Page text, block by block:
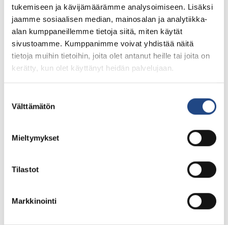
tukemiseen ja kävijämäärämme analysoimiseen. Lisäksi
jaamme sosiaalisen median, mainosalan ja analytiikka-
alan kumppaneillemme tietoja siitä, miten käytät
sivustoamme. Kumppanimme voivat yhdistää näitä
tietoja muihin tietoihin, joita olet antanut heille tai joita on
kerätty, kun olet käyttänyt heidän palvelujaan.
valinta
Välttämätön
Mieltymykset
Tilastot
Markkinointi
vibration and shock absorbers